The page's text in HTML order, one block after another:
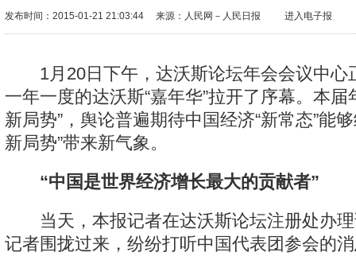
发布时间：2015-01-21 21:03:44 来源： 人民网－人民日报 进入电子报
1月20日下午，达沃斯论坛年会会议中心
一年一度的达沃斯“嘉年华”拉开了序幕。本届
新局势”，舆论普遍期待中国经济“新常态”能
新局势”带来新气象。
“中国是世界经济增长最大的贡献者”
当天，本报记者在达沃斯论坛注册处办理
记者围拢过来，纷纷打听中国代表团参会的